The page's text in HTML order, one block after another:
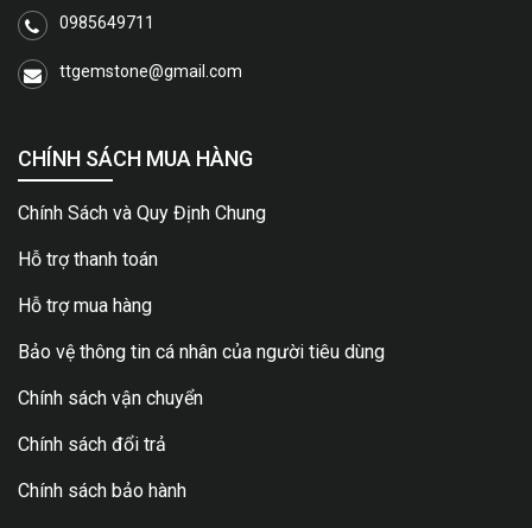
0985649711
ttgemstone@gmail.com
CHÍNH SÁCH MUA HÀNG
Chính Sách và Quy Định Chung
Hỗ trợ thanh toán
Hỗ trợ mua hàng
Bảo vệ thông tin cá nhân của người tiêu dùng
Chính sách vận chuyển
Chính sách đổi trả
Chính sách bảo hành